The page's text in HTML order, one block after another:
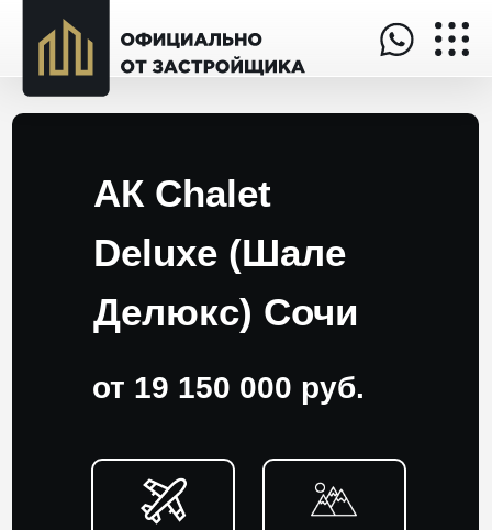
от 19 150 000 руб.
АК Chalet
Deluxe (Шале
Делюкс) Сочи